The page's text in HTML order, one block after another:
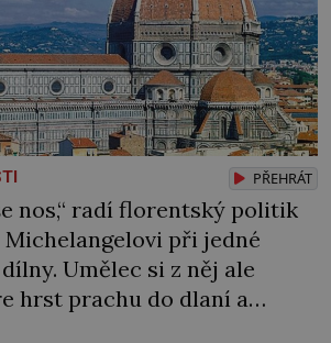
PŘEHRÁT
nos,“ radí florentský politik
při jedné
Umělec si z něj ale
hrst prachu do dlaní a